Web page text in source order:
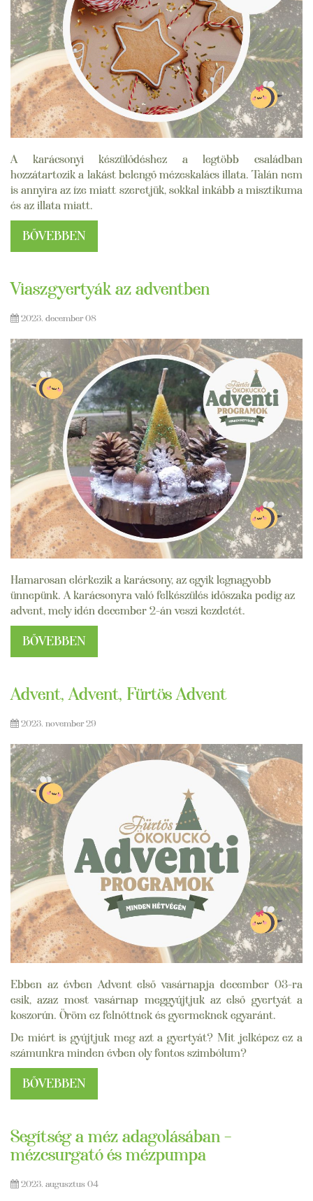
A karácsonyi készülődéshez a legtöbb családban
hozzátartozik a lakást belengő mézeskalács illata. Talán nem
is annyira az íze miatt szeretjük, sokkal inkább a misztikuma
és az illata miatt.
BŐVEBBEN
Viaszgyertyák az adventben
2023. december 08
Hamarosan elérkezik a karácsony, az egyik legnagyobb
ünnepünk. A karácsonyra való felkészülés időszaka pedig az
advent, mely idén december 2-án veszi kezdetét.
BŐVEBBEN
Advent, Advent, Fürtös Advent
2023. november 29
Ebben az évben Advent első vasárnapja december 03-ra
esik, azaz most vasárnap meggyújtjuk az első gyertyát a
koszorún. Öröm ez felnőttnek és gyermeknek egyaránt.
De miért is gyújtjuk meg azt a gyertyát? Mit jelképez ez a
számunkra minden évben oly fontos szimbólum?
BŐVEBBEN
Segítség a méz adagolásában –
mézcsurgató és mézpumpa
2023. augusztus 04